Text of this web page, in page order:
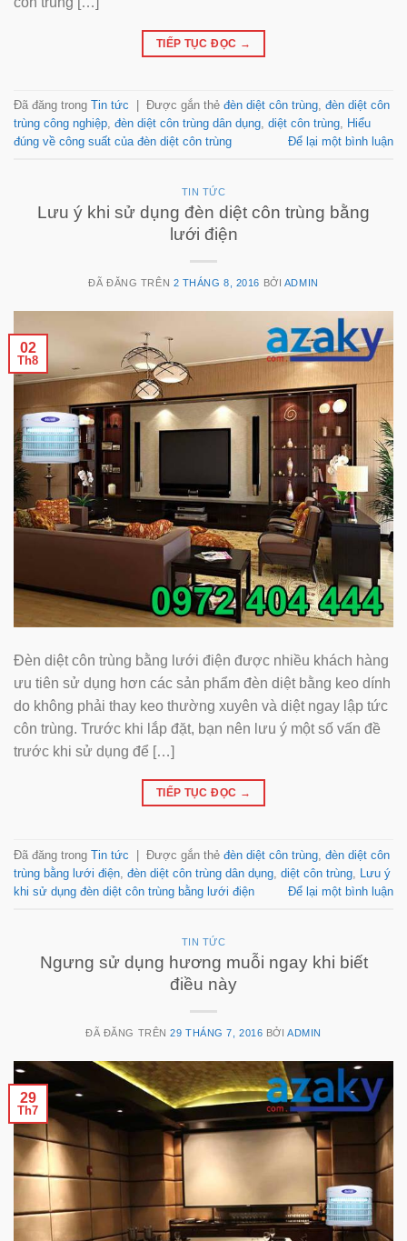
TIẾP TỤC ĐỌC →
Đã đăng trong Tin tức Được gắn thẻ đèn diệt côn trùng đèn diệt côn
trùng công nghiệp đèn diệt côn trùng dân dụng diệt côn trùng
Hiểu
đúng về công suất của đèn diệt côn trùng
Để lại một bình luận
TIN TỨC
Lưu ý khi sử dụng đèn diệt côn trùng bằng
lưới điện
ĐÃ ĐĂNG TRÊN 2 THÁNG 8, 2016 BỞI ADMIN
02
Th8
Đèn diệt côn trùng bằng lưới điện được nhiều khách hàng
ưu tiên sử dụng hơn các sản phẩm đèn diệt bằng keo dính
do không phải thay keo thường xuyên và diệt ngay lập tức
côn trùng. Trước khi lắp đặt, bạn nên lưu ý một số vấn đề
trước khi sử dụng để […]
TIẾP TỤC ĐỌC →
Đã đăng trong Tin tức Được gắn thẻ đèn diệt côn trùng đèn diệt côn
trùng bằng lưới điện đèn diệt côn trùng dân dụng diệt côn trùng
Lưu ý
khi sử dụng đèn diệt côn trùng bằng lưới điện
Để lại một bình luận
TIN TỨC
Ngưng sử dụng hương muỗi ngay khi biết
điều này
ĐÃ ĐĂNG TRÊN29 THÁNG 7, 2016 BỞIADMIN
29
Th7